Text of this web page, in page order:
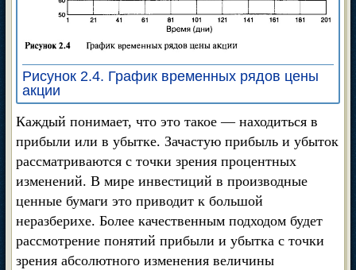
Рисунок 2.4. График временных рядов цены
акции
Каждый понимает, что это такое — находиться в
прибыли или в убытке. Зачастую прибыль и убыток
рассматриваются с точки зрения процентных
изменений. В мире инвестиций в производные
ценные бумаги это приводит к большой
неразберихе. Более качественным подходом будет
рассмотрение понятий прибыли и убытка с точки
зрения абсолютного изменения величины